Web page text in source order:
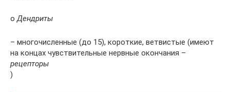
oДендриты
– многочисленные (до 15), короткие, ветвистые (имеют
на концах чувствительные нервные окончания –
рецепторы
)